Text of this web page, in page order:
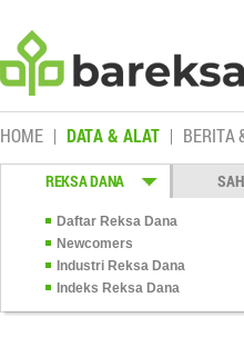
HOME DATA & ALAT BERITA
REKSA DANA
Daftar Reksa Dana
Newcomers
Industri Reksa Dana
Indeks Reksa Dana